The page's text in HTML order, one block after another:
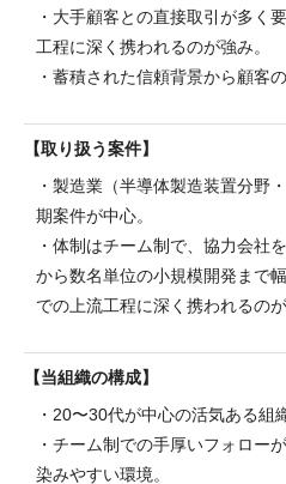
・大手顧客との直接取引が多く
工程に深く携われるのが強み。
・蓄積された信頼背景から顧客
取り扱う案件
・製造業（半導体製造装置分野
期案件が中心。
・体制はチーム制で、協力会社
から数名単位の小規模開発まで
での上流工程に深く携われるのが
当組織の構成
・20〜30代が中心の活気ある組
・チーム制での手厚いフォロー
染みやすい環境。